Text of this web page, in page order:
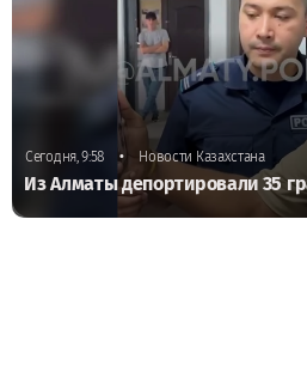
Сегодня, 9:58 • Новости Казахстана
Из Алматы депортировали 35